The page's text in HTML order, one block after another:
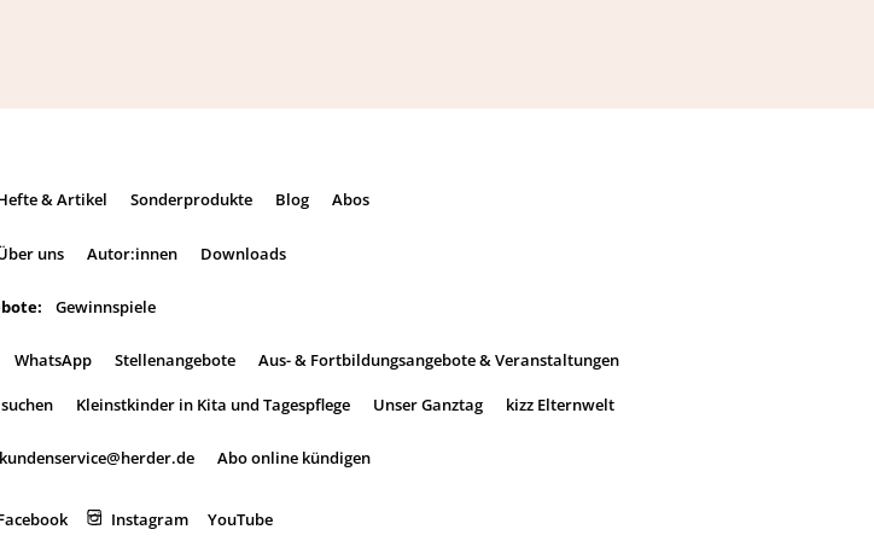
& Artikel Sonderprodukte Blog Abos
uns Autor:innen Downloads
Gewinnspiele
WhatsApp Stellenangebote Aus- & Fortbildungsangebote & Veranstaltungen
Kleinstkinder in Kita und Tagespflege Unser Ganztag kizz Elternwelt
kundenservice@herder.de Abo online kündigen
Instagram YouTube